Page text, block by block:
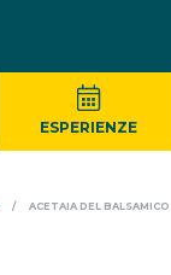
ESPERIENZE
ACETAIA DEL